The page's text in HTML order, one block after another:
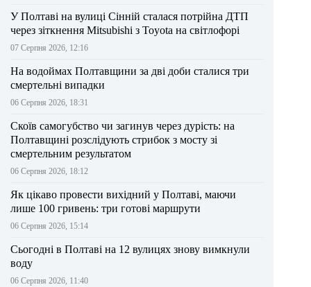
У Полтаві на вулиці Сінній сталася потрійна ДТП
через зіткнення Mitsubishi з Toyota на світлофорі
07 Серпня 2026, 12:16
На водоймах Полтавщини за дві доби сталися три
смертельні випадки
06 Серпня 2026, 18:31
Скоїв самогубство чи загинув через дурість: на
Полтавщині розслідують стрибок з мосту зі
смертельним результатом
06 Серпня 2026, 18:12
Як цікаво провести вихідний у Полтаві, маючи
лише 100 гривень: три готові маршрути
06 Серпня 2026, 15:14
Сьогодні в Полтаві на 12 вулицях знову вимкнули
воду
06 Серпня 2026, 11:40